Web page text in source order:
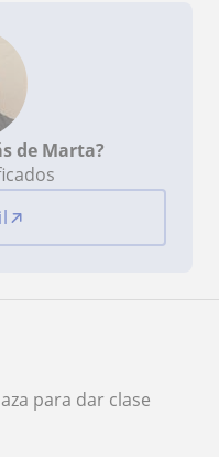
de Marta?
para dar clase